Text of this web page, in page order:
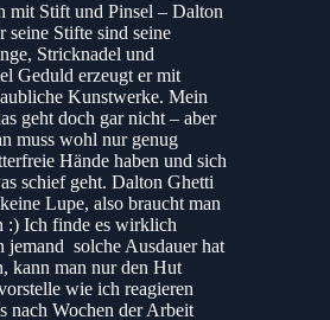
mit Stift und Pinsel – Dalton
seine Stifte sind seine
Stricknadel und
Geduld erzeugt er mit
Kunstwerke. Mein
geht doch gar nicht – aber
muss wohl nur genug
Hände haben und sich
schief geht. Dalton Ghetti
Lupe, also braucht man
:) Ich finde es wirklich
jemand solche Ausdauer hat
kann man nur den Hut
wie ich reagieren
nach Wochen der Arbeit